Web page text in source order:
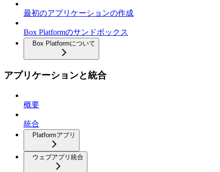
最初のアプリケーションの作成
Box Platformのサンドボックス
Box Platformについて
アプリケーションと統合
概要
統合
Platformアプリ
ウェブアプリ統合